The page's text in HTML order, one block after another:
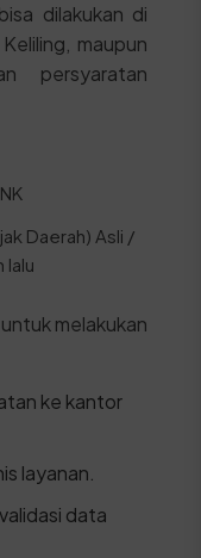
dilakukan di
maupun
persyaratan
Daerah) Asli /
lalu
melakukan
ke kantor
layanan.
data